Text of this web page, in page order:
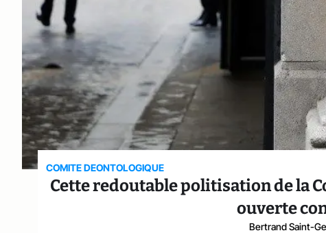
COMITE DEONTOLOGIQUE
Cette redoutable politisation de la
ouverte
Bertrand Saint-